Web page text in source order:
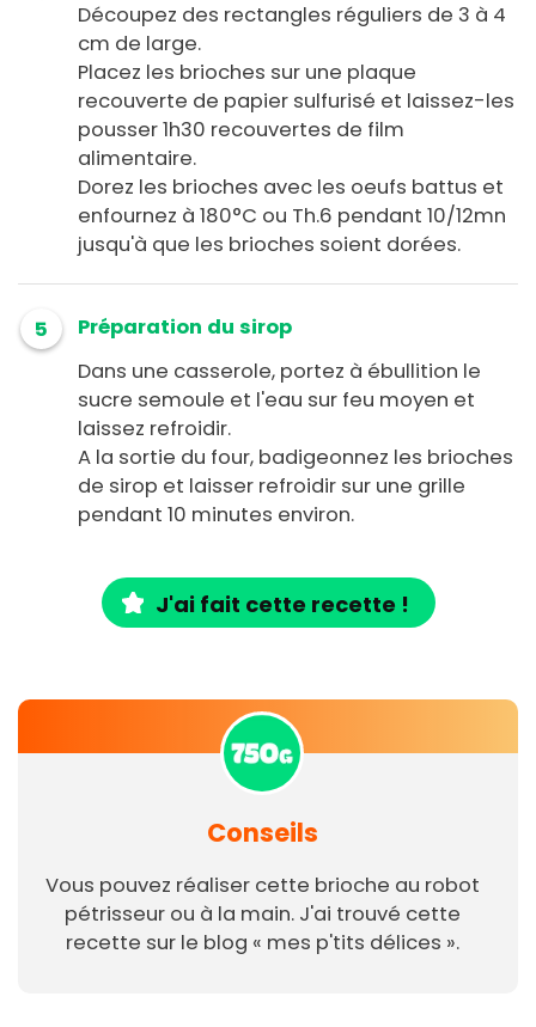
Découpez des rectangles réguliers de 3 à 4
cm de large.
Placez les brioches sur une plaque
recouverte de papier sulfurisé et laissez-les
pousser 1h30 recouvertes de film
alimentaire.
Dorez les brioches avec les oeufs battus et
enfournez à 180°C ou Th.6 pendant 10/12mn
jusqu'à que les brioches soient dorées.
5
Préparation du sirop
Dans une casserole, portez à ébullition le
sucre semoule et l'eau sur feu moyen et
laissez refroidir.
A la sortie du four, badigeonnez les brioches
de sirop et laisser refroidir sur une grille
pendant 10 minutes environ.
J'ai fait cette recette !
Conseils
Vous pouvez réaliser cette brioche au robot
pétrisseur ou à la main. J'ai trouvé cette
recette sur le blog « mes p'tits délices ».